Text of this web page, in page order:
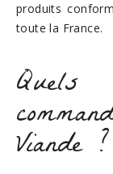
produits
toute la France.
Viande ?